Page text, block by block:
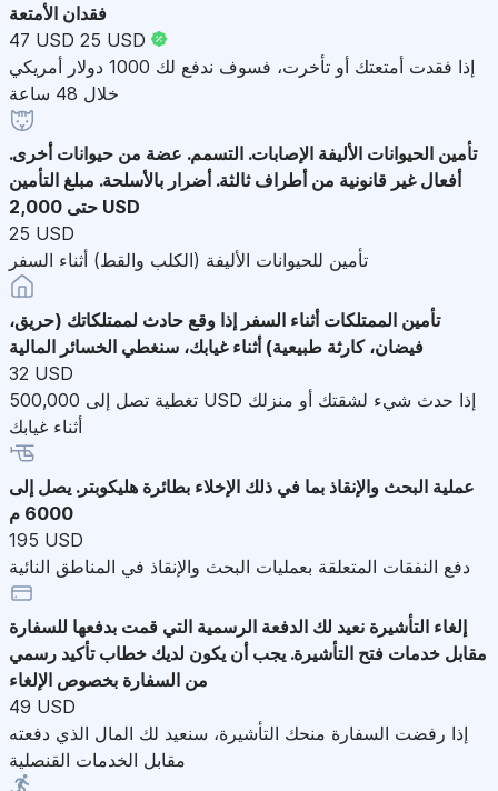
فقدان الأمتعة
47 USD 25 USD
إذا فقدت أمتعتك أو تأخرت، فسوف ندفع لك 1000 دولار أمريكي
خلال 48 ساعة
تأمين الحيوانات الأليفة الإصابات. التسمم. عضة من حيوانات أخرى.
أفعال غير قانونية من أطراف ثالثة. أضرار بالأسلحة. مبلغ التأمين
حتى 2,000 USD
25 USD
تأمين للحيوانات الأليفة (الكلب والقط) أثناء السفر
تأمين الممتلكات أثناء السفر إذا وقع حادث لممتلكاتك (حريق،
فيضان، كارثة طبيعية) أثناء غيابك، سنغطي الخسائر المالية
32 USD
تغطية تصل إلى 500,000 USD إذا حدث شيء لشقتك أو منزلك
أثناء غيابك
عملية البحث والإنقاذ بما في ذلك الإخلاء بطائرة هليكوبتر. يصل إلى
6000 م
195 USD
دفع النفقات المتعلقة بعمليات البحث والإنقاذ في المناطق النائية
إلغاء التأشيرة نعيد لك الدفعة الرسمية التي قمت بدفعها للسفارة
مقابل خدمات فتح التأشيرة. يجب أن يكون لديك خطاب تأكيد رسمي
من السفارة بخصوص الإلغاء
49 USD
إذا رفضت السفارة منحك التأشيرة، سنعيد لك المال الذي دفعته
مقابل الخدمات القنصلية